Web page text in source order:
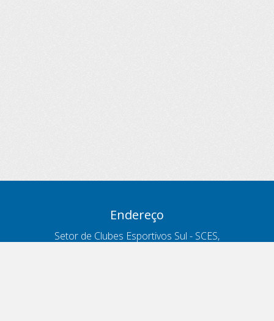
Endereço
Setor de Clubes Esportivos Sul - SCES,